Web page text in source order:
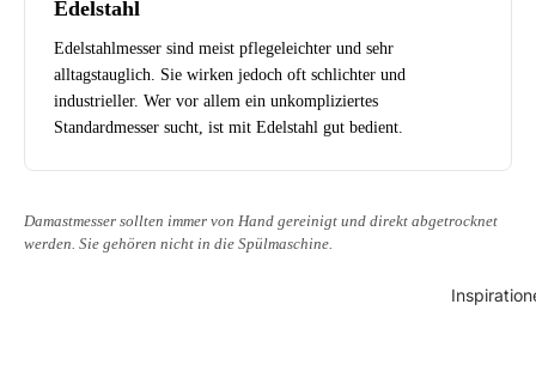
Edelstahl
Edelstahlmesser sind meist pflegeleichter und sehr
alltagstauglich. Sie wirken jedoch oft schlichter und
industrieller. Wer vor allem ein unkompliziertes
Standardmesser sucht, ist mit Edelstahl gut bedient.
Damastmesser sollten immer von Hand gereinigt und direkt abgetrocknet
werden. Sie gehören nicht in die Spülmaschine.